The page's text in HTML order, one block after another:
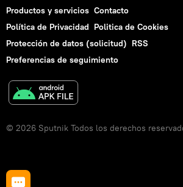
Productos y servicios Contacto
Política de Privacidad Politica de Cookies
Protección de datos (solicitud) RSS
Preferencias de seguimiento
© 2026 Sputnik Todos los derechos